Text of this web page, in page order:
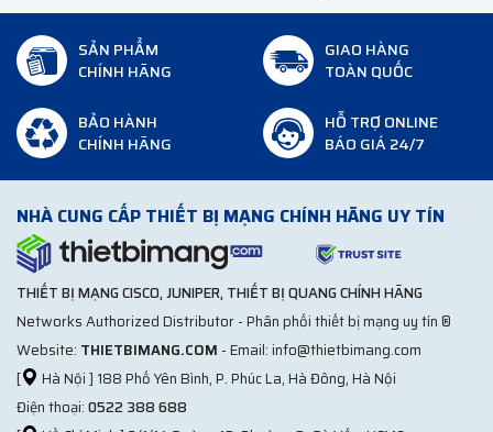
SẢN PHẨM
CHÍNH HÃNG
GIAO HÀNG
TOÀN QUỐC
BẢO HÀNH
CHÍNH HÃNG
HỖ TRỢ ONLINE
BÁO GIÁ 24/7
NHÀ CUNG CẤP THIẾT BỊ MẠNG CHÍNH HÃNG UY TÍN
THIẾT BỊ MẠNG CISCO, JUNIPER, THIẾT BỊ QUANG CHÍNH HÃNG
Networks Authorized Distributor - Phân phối thiết bị mạng uy tín ®
Website: THIETBIMANG.COM - Email: info@thietbimang.com
[
Hà Nội ] 188 Phố Yên Bình, P. Phúc La, Hà Đông, Hà Nội
Điện thoại:0522 388 688